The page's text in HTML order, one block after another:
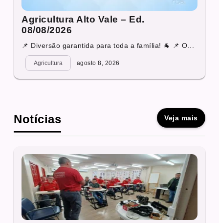
Agricultura Alto Vale – Ed.
08/08/2026
📌 Diversão garantida para toda a família! 🐐 📌 O...
Agricultura agosto 8, 2026
Notícias Veja mais